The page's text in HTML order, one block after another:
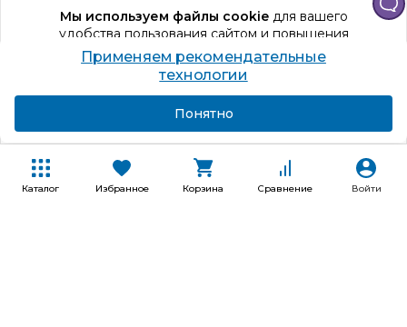
Каталог Избранное Корзина Сравнение Войти
Мы используем файлы cookieдля вашего
удобства пользования сайтом и повышения
качества рекомендаций.
Продолжая использование сайта, вы даете
согласие на обработку персональных данных
Офис Санкт‑Петербург
Оформление заказа
Покупателям
Применяем рекомендательные
технологии
Понятно